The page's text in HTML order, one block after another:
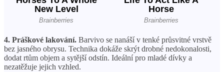
4. Práškové lakování. Barvivo se nanáší v tenké průsvitné vrstvě
bez jasného obrysu. Technika dokáže skrýt drobné nedokonalosti,
dodat rtům objem a sytější odstín. Ideální pro mladé dívky a
nezatěžuje jejich vzhled.